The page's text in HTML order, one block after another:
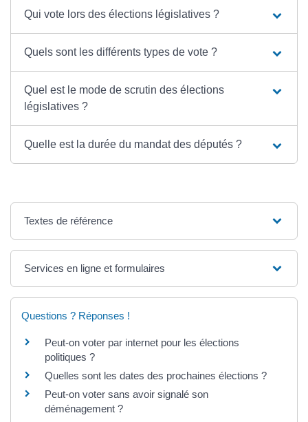
Qui vote lors des élections législatives ?
Quels sont les différents types de vote ?
Quel est le mode de scrutin des élections
législatives ?
Quelle est la durée du mandat des députés ?
Textes de référence
Services en ligne et formulaires
Questions ? Réponses !
Peut-on voter par internet pour les élections
politiques ?
Quelles sont les dates des prochaines élections ?
Peut-on voter sans avoir signalé son
déménagement ?